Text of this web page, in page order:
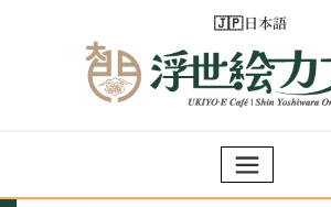
日本語